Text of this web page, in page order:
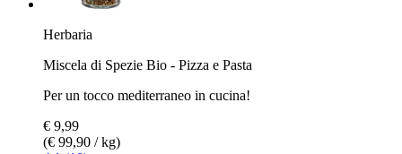
Herbaria
Miscela di Spezie Bio - Pizza e Pasta
Per un tocco mediterraneo in cucina!
€ 9,99
(€ 99,90 / kg)